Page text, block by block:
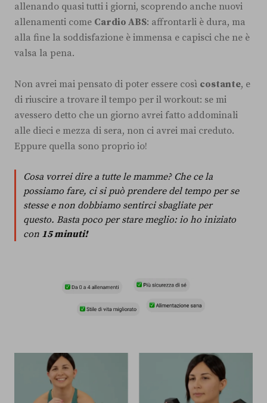
allenando quasi tutti i giorni, scoprendo anche nuovi
allenamenti come Cardio ABS: affrontarli è dura, ma
alla fine la soddisfazione è immensa e capisci che ne è
valsa la pena.
Non avrei mai pensato di poter essere così costante, e
di riuscire a trovare il tempo per il workout: se mi
avessero detto che un giorno avrei fatto addominali
alle dieci e mezza di sera, non ci avrei mai creduto.
Eppure quella sono proprio io!
Cosa vorrei dire a tutte le mamme? Che ce la
possiamo fare, ci si può prendere del tempo per se
stesse e non dobbiamo sentirci sbagliate per
questo. Basta poco per stare meglio: io ho iniziato
con 15 minuti!